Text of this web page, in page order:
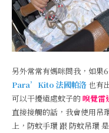
另外常常有媽咪問我，如果
Para’Kito 法國帕洛 也有
可以干擾遠處蚊子的嗅覺雷
直接接觸的話，我會使用吊
上，防蚊手環 跟 防蚊吊環